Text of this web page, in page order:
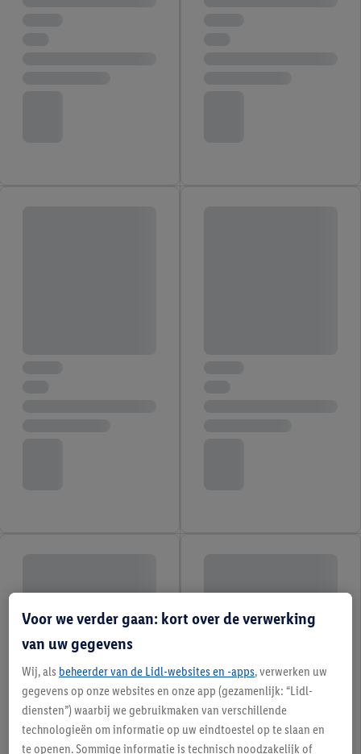
Voor we verder gaan: kort over de verwerking
van uw gegevens
Wij, als beheerder van de Lidl-websites en -apps, verwerken uw
gegevens op onze websites en onze app (gezamenlijk: “Lidl-
diensten”) waarbij we gebruikmaken van verschillende
technologieën om informatie op uw eindtoestel op te slaan en
te openen. Sommige informatie is technisch noodzakelijk of